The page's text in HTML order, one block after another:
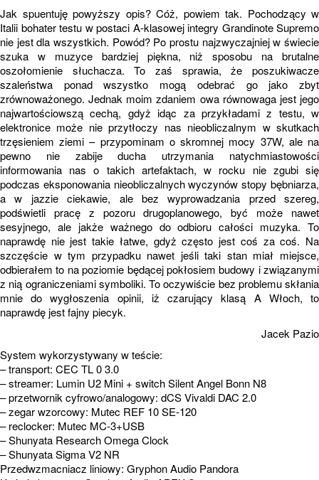
Jak spuentuję powyższy opis? Cóż, powiem tak. Pochodzący w
Italii bohater testu w postaci A-klasowej integry Grandinote Supremo
nie jest dla wszystkich. Powód? Po prostu najzwyczajniej w świecie
szuka w muzyce bardziej piękna, niż sposobu na brutalne
oszołomienie słuchacza. To zaś sprawia, że poszukiwacze
szaleństwa ponad wszystko mogą odebrać go jako zbyt
zrównoważonego. Jednak moim zdaniem owa równowaga jest jego
najwartościowszą cechą, gdyż idąc za przykładami z testu, w
elektronice może nie przytłoczy nas nieobliczalnym w skutkach
trzęsieniem ziemi – przypominam o skromnej mocy 37W, ale na
pewno nie zabije ducha utrzymania natychmiastowości
informowania nas o takich artefaktach, w rocku nie zgubi się
podczas eksponowania nieobliczalnych wyczynów stopy bębniarza,
a w jazzie ciekawie, ale bez wyprowadzania przed szereg,
podświetli pracę z pozoru drugoplanowego, być może nawet
sesyjnego, ale jakże ważnego do odbioru całości muzyka. To
naprawdę nie jest takie łatwe, gdyż często jest coś za coś. Na
szczęście w tym przypadku nawet jeśli taki stan miał miejsce,
odbierałem to na poziomie będącej pokłosiem budowy i związanymi
z nią ograniczeniami symboliki. To oczywiście bez problemu skłania
mnie do wygłoszenia opinii, iż czarujący klasą A Włoch, to
naprawdę jest fajny piecyk.
Jacek Pazio
System wykorzystywany w teście:
– transport: CEC TL 0 3.0
– streamer: Lumin U2 Mini + switch Silent Angel Bonn N8
– przetwornik cyfrowo/analogowy: dCS Vivaldi DAC 2.0
– zegar wzorcowy: Mutec REF 10 SE-120
– reclocker: Mutec MC-3+USB
– Shunyata Research Omega Clock
– Shunyata Sigma V2 NR
Przedwzmacniacz liniowy: Gryphon Audio Pandora